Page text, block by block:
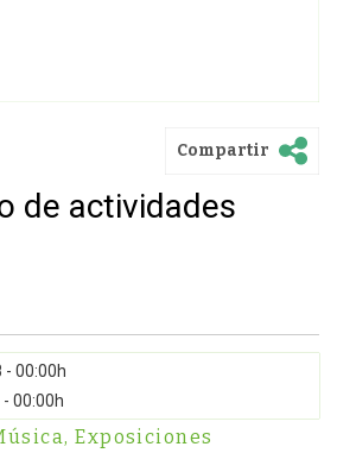
Compartir
de actividades
00:00h
00:00h
, Exposiciones